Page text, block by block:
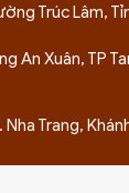
Trúc Lâm,
An Xuân, TP
Nha Trang,